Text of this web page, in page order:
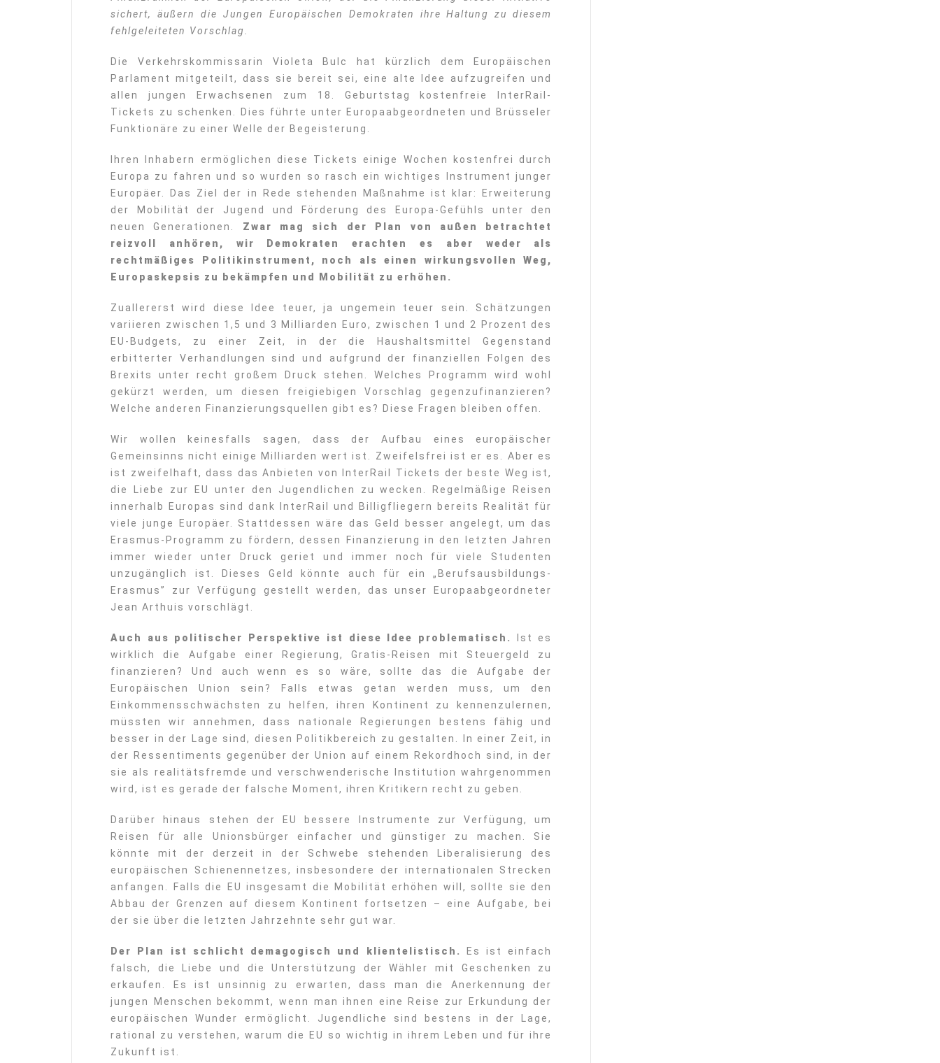
sichert, äußern die Jungen Europäischen Demokraten ihre Haltung zu diesem
fehlgeleiteten Vorschlag.
Die Verkehrskommissarin Violeta Bulc hat kürzlich dem Europäischen
Parlament mitgeteilt, dass sie bereit sei, eine alte Idee aufzugreifen und
allen jungen Erwachsenen zum 18. Geburtstag kostenfreie InterRail-
Tickets zu schenken. Dies führte unter Europaabgeordneten und Brüsseler
Funktionäre zu einer Welle der Begeisterung.
Ihren Inhabern ermöglichen diese Tickets einige Wochen kostenfrei durch
Europa zu fahren und so wurden so rasch ein wichtiges Instrument junger
Europäer. Das Ziel der in Rede stehenden Maßnahme ist klar: Erweiterung
der Mobilität der Jugend und Förderung des Europa-Gefühls unter den
neuen Generationen. Zwar mag sich der Plan von außen betrachtet
reizvoll anhören, wir Demokraten erachten es aber weder als
rechtmäßiges Politikinstrument, noch als einen wirkungsvollen Weg,
Europaskepsis zu bekämpfen und Mobilität zu erhöhen.
Zuallererst wird diese Idee teuer, ja ungemein teuer sein. Schätzungen
variieren zwischen 1,5 und 3 Milliarden Euro, zwischen 1 und 2 Prozent des
EU-Budgets, zu einer Zeit, in der die Haushaltsmittel Gegenstand
erbitterter Verhandlungen sind und aufgrund der finanziellen Folgen des
Brexits unter recht großem Druck stehen. Welches Programm wird wohl
gekürzt werden, um diesen freigiebigen Vorschlag gegenzufinanzieren?
Welche anderen Finanzierungsquellen gibt es? Diese Fragen bleiben offen.
Wir wollen keinesfalls sagen, dass der Aufbau eines europäischer
Gemeinsinns nicht einige Milliarden wert ist. Zweifelsfrei ist er es. Aber es
ist zweifelhaft, dass das Anbieten von InterRail Tickets der beste Weg ist,
die Liebe zur EU unter den Jugendlichen zu wecken. Regelmäßige Reisen
innerhalb Europas sind dank InterRail und Billigfliegern bereits Realität für
viele junge Europäer. Stattdessen wäre das Geld besser angelegt, um das
Erasmus-Programm zu fördern, dessen Finanzierung in den letzten Jahren
immer wieder unter Druck geriet und immer noch für viele Studenten
unzugänglich ist. Dieses Geld könnte auch für ein „Berufsausbildungs-
Erasmus” zur Verfügung gestellt werden, das unser Europaabgeordneter
Jean Arthuis vorschlägt.
Auch aus politischer Perspektive ist diese Idee problematisch.
Ist es
wirklich die Aufgabe einer Regierung, Gratis-Reisen mit Steuergeld zu
finanzieren? Und auch wenn es so wäre, sollte das die Aufgabe der
Europäischen Union sein? Falls etwas getan werden muss, um den
Einkommensschwächsten zu helfen, ihren Kontinent zu kennenzulernen,
müssten wir annehmen, dass nationale Regierungen bestens fähig und
besser in der Lage sind, diesen Politikbereich zu gestalten. In einer Zeit, in
der Ressentiments gegenüber der Union auf einem Rekordhoch sind, in der
sie als realitätsfremde und verschwenderische Institution wahrgenommen
wird, ist es gerade der falsche Moment, ihren Kritikern recht zu geben.
Darüber hinaus stehen der EU bessere Instrumente zur Verfügung, um
Reisen für alle Unionsbürger einfacher und günstiger zu machen. Sie
könnte mit der derzeit in der Schwebe stehenden Liberalisierung des
europäischen Schienennetzes, insbesondere der internationalen Strecken
anfangen. Falls die EU insgesamt die Mobilität erhöhen will, sollte sie den
Abbau der Grenzen auf diesem Kontinent fortsetzen – eine Aufgabe, bei
der sie über die letzten Jahrzehnte sehr gut war.
Der Plan ist schlicht demagogisch und klientelistisch.
Es ist einfach
falsch, die Liebe und die Unterstützung der Wähler mit Geschenken zu
erkaufen. Es ist unsinnig zu erwarten, dass man die Anerkennung der
jungen Menschen bekommt, wenn man ihnen eine Reise zur Erkundung der
europäischen Wunder ermöglicht. Jugendliche sind bestens in der Lage,
rational zu verstehen, warum die EU so wichtig in ihrem Leben und für ihre
Zukunft ist.